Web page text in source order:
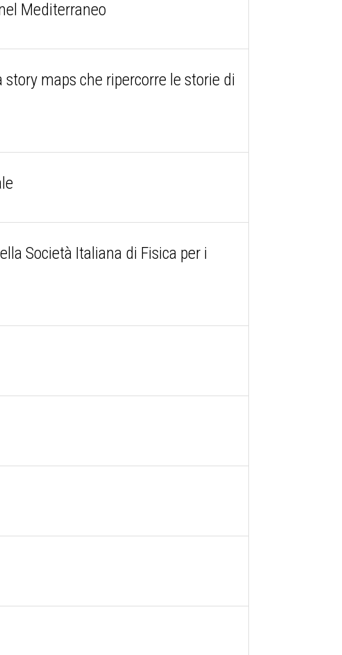
Mediterraneo
story maps che ripercorre le storie di
Società Italiana di Fisica per i